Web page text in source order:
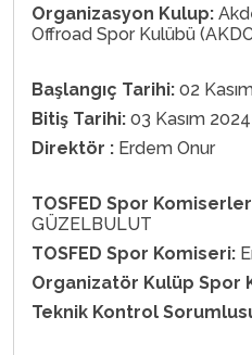
Organizasyon Kulup:
Offroad Spor Kulübü
Başlangıç Tarihi: 02
Bitiş Tarihi: 03 Kasım 2024
Direktör : Erdem Onur
TOSFED Spor
GÜZELBULUT
TOSFED Spor Komiseri:
Organizatör Kulüp Spor
Teknik Kontrol